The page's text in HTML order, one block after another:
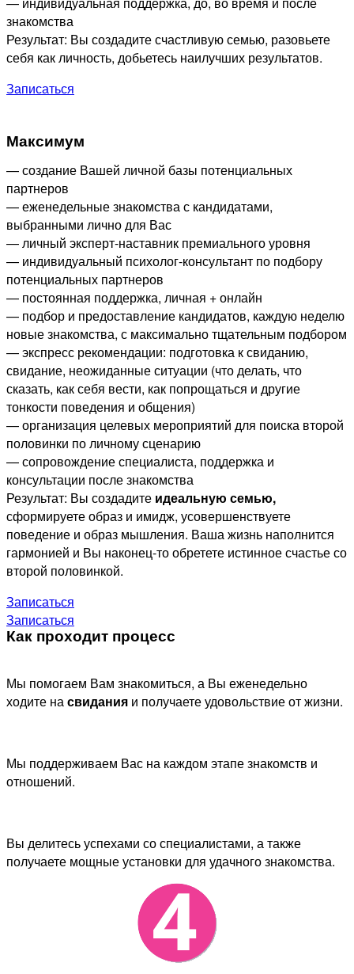
знакомства
Результат: Вы создадите счастливую семью, разовьете
себя как личность, добьетесь наилучших результатов.
Записаться
Максимум
— создание Вашей личной базы потенциальных
партнеров
— еженедельные знакомства с кандидатами,
выбранными лично для Вас
— личный эксперт-наставник премиального уровня
— индивидуальный психолог-консультант по подбору
потенциальных партнеров
— постоянная поддержка, личная + онлайн
— подбор и предоставление кандидатов, каждую неделю
новые знакомства, с максимально тщательным подбором
— экспресс рекомендации: подготовка к свиданию,
свидание, неожиданные ситуации (что делать, что
сказать, как себя вести, как попрощаться и другие
тонкости поведения и общения)
— организация целевых мероприятий для поиска второй
половинки по личному сценарию
— сопровождение специалиста, поддержка и
консультации после знакомства
Результат: Вы создадите идеальную семью,
сформируете образ и имидж, усовершенствуете
поведение и образ мышления. Ваша жизнь наполнится
гармонией и Вы наконец-то обретете истинное счастье со
второй половинкой.
Записаться
Записаться
Как проходит процесс
Мы помогаем Вам знакомиться, а Вы еженедельно
ходите насвидания и получаете удовольствие от жизни.
Мы поддерживаем Вас на каждом этапе знакомств и
отношений.
Вы делитесь успехами со специалистами, а также
получаете мощные установки для удачного знакомства.